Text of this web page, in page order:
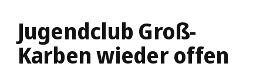
Jugendclub Groß-
Karben wieder offen